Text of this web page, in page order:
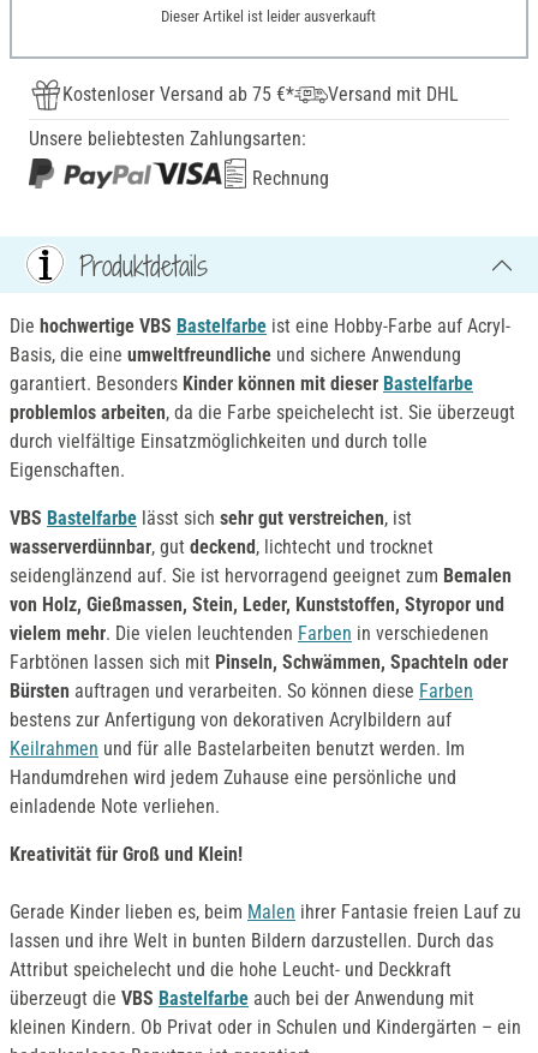
Dieser Artikel ist leider ausverkauft
Kostenloser Versand ab 75 €*
Versand mit DHL
Unsere beliebtesten Zahlungsarten:
Rechnung
Produktdetails
Die hochwertige VBS Bastelfarbe ist eine Hobby-Farbe auf Acryl-
Basis, die eine umweltfreundliche und sichere Anwendung
garantiert. Besonders Kinder können mit dieser Bastelfarbe
problemlos arbeiten, da die Farbe speichelecht ist. Sie überzeugt
durch vielfältige Einsatzmöglichkeiten und durch tolle
Eigenschaften.
VBS Bastelfarbe lässt sich sehr gut verstreichen, ist
wasserverdünnbar, gut deckend, lichtecht und trocknet
seidenglänzend auf. Sie ist hervorragend geeignet zum Bemalen
von Holz, Gießmassen, Stein, Leder, Kunststoffen, Styropor und
vielem mehr. Die vielen leuchtenden Farben in verschiedenen
Farbtönen lassen sich mit Pinseln, Schwämmen, Spachteln oder
Bürsten auftragen und verarbeiten. So können diese Farben
bestens zur Anfertigung von dekorativen Acrylbildern auf
Keilrahmen und für alle Bastelarbeiten benutzt werden. Im
Handumdrehen wird jedem Zuhause eine persönliche und
einladende Note verliehen.
Kreativität für Groß und Klein!
Gerade Kinder lieben es, beim Malen ihrer Fantasie freien Lauf zu
lassen und ihre Welt in bunten Bildern darzustellen. Durch das
Attribut speichelecht und die hohe Leucht- und Deckkraft
überzeugt die VBS Bastelfarbe auch bei der Anwendung mit
kleinen Kindern. Ob Privat oder in Schulen und Kindergärten – ein